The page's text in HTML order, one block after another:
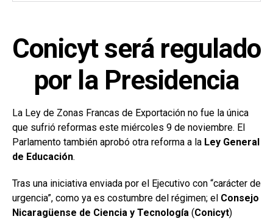
Conicyt será regulado
por la Presidencia
La Ley de Zonas Francas de Exportación no fue la única
que sufrió reformas este miércoles 9 de noviembre. El
Parlamento también aprobó otra reforma a la Ley General
de Educación.
Tras una iniciativa enviada por el Ejecutivo con “carácter de
urgencia”, como ya es costumbre del régimen; el Consejo
Nicaragüense de Ciencia y Tecnología (Conicyt)